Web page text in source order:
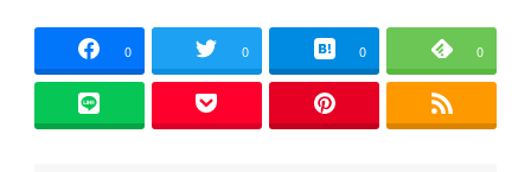
)
c
e
b
o
tt
er
ai
l
e e
n
p
y
Li
n
0 0 0 0